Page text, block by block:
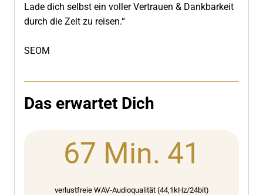
Lade dich selbst ein voller Vertrauen & Dankbarkeit
durch die Zeit zu reisen.“
SEOM
Das erwartet Dich
67 Min. 41
verlustfreie WAV-Audioqualität (44,1kHz/24bit)